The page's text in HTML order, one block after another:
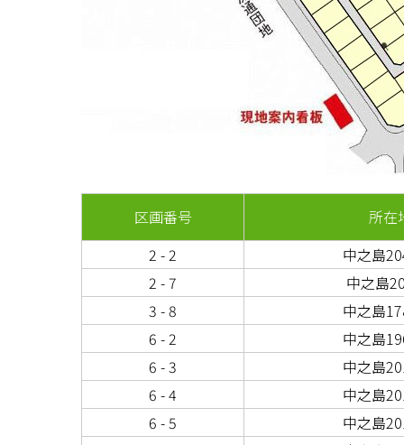
区画番号
所在
2 - 2
中之島
2 - 7
中之島
3 - 8
中之島
6 - 2
中之島
6 - 3
中之島
6 - 4
中之島
6 - 5
中之島